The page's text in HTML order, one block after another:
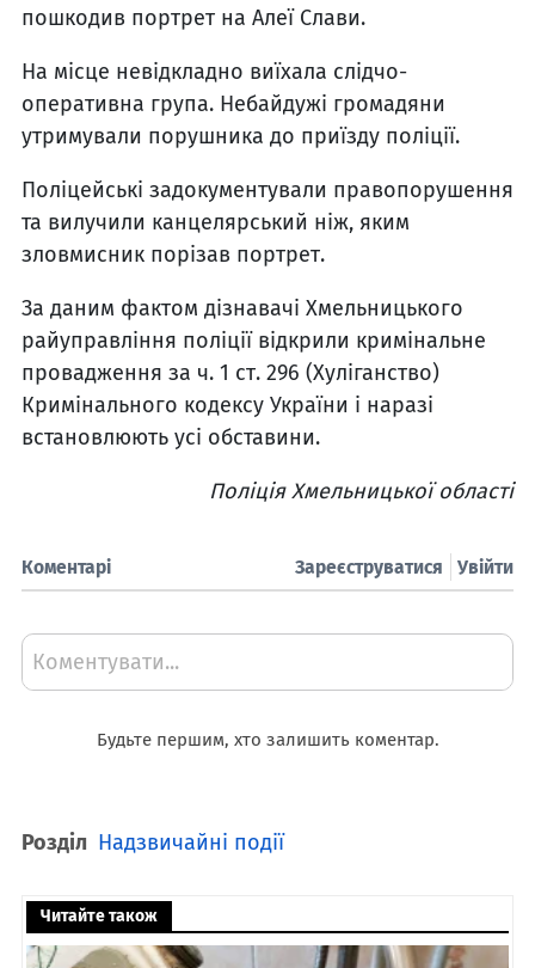
пошкодив портрет на Алеї Слави.
На місце невідкладно виїхала слідчо-
оперативна група. Небайдужі громадяни
утримували порушника до приїзду поліції.
Поліцейські задокументували правопорушення
та вилучили канцелярський ніж, яким
зловмисник порізав портрет.
За даним фактом дізнавачі Хмельницького
райуправління поліції відкрили кримінальне
провадження за ч. 1 ст. 296 (Хуліганство)
Кримінального кодексу України і наразі
встановлюють усі обставини.
Поліція Хмельницької області
Коментарі Увійти
Зареєструватися
Коментувати...
Будьте першим, хто залишить коментар.
Розділ Надзвичайні події
Читайте також